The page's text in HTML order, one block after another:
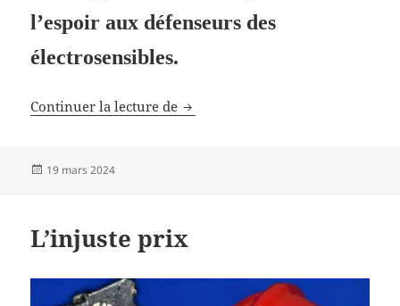
l’espoir aux défenseurs des
électrosensibles.
Continuer la lecture de L’expulsion d’un EHS refusée
Publié
19 mars 2024
L’injuste prix